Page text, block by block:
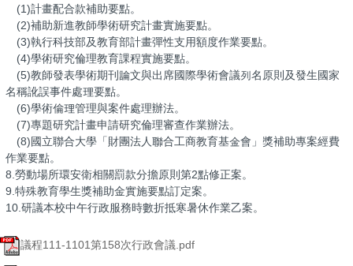
(1)計畫配合款補助要點。
(2)補助新進教師學術研究計畫實施要點。
(3)執行科技部及教育部計畫彈性支用額度作業要點。
(4)學術研究倫理教育課程實施要點。
(5)教師發表學術期刊論文與出席國際學術會議列名原則及發生國家
名稱訛誤事件處理要點。
(6)學術倫理管理與案件處理辦法。
(7)專題研究計畫申請研究倫理審查作業辦法。
(8)國立聯合大學「財團法人聯合工商教育基金會」獎補助專案經費
作業要點。
8.勞動場所環安衛相關罰款分擔原則第2點修正案。
9.特殊教育學生獎補助金實施要點訂定案。
10.研議本校中午行政服務時數折抵寒暑休作業乙案。
議程111-1101第158次行政會議.pdf